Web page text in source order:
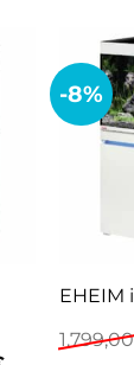
-8%
EHEIM